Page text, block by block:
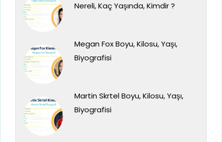
Nereli, Kaç Yaşında, Kimdir ?
Megan Fox Boyu, Kilosu, Yaşı,
Biyografisi
Martin Skrtel Boyu, Kilosu, Yaşı,
Biyografisi